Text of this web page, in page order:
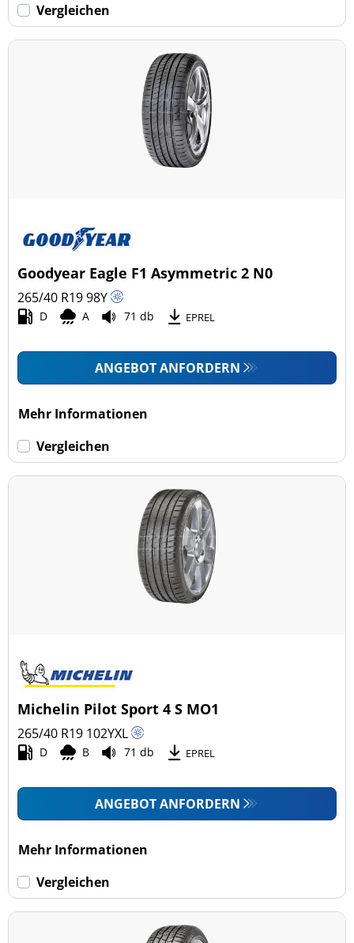
Vergleichen
Goodyear Eagle F1 Asymmetric 2 N0
265/40 R1998Y
D A 71 db EPREL
ANGEBOT ANFORDERN
Mehr Informationen
Vergleichen
Michelin Pilot Sport 4 S MO1
265/40 R19 102YXL
D B 71 db EPREL
ANGEBOT ANFORDERN
Mehr Informationen
Vergleichen